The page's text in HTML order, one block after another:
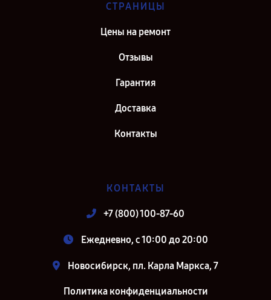
СТРАНИЦЫ
Цены на ремонт
Отзывы
Гарантия
Доставка
Контакты
КОНТАКТЫ
+7 (800) 100-87-60
Ежедневно, с 10:00 до 20:00
Новосибирск, пл. Карла Маркса, 7
Политика конфиденциальности